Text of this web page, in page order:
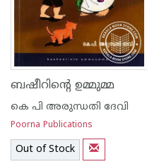
ബഷീറിന്റെ ഉമ്മുമ്മ
കെ പി അരുന്ധതി ദേവി
Poorna Publications
Out of Stock